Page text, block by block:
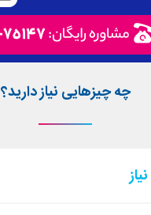
چه چیزهایی نیاز دارید؟